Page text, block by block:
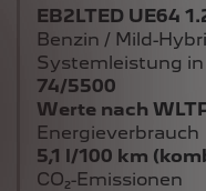
Benzin / Mild-
Systemleistung in
74/5500
Werte nach WLTP
Energieverbrauch
5,1 l/100 km
CO₂-Emissionen
116 g/km